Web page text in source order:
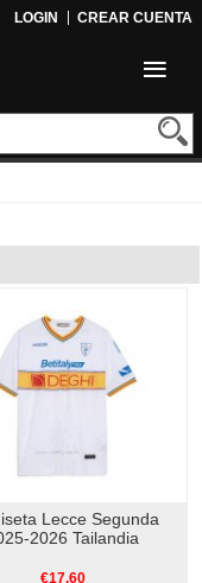
LOGIN CREAR CUENTA
Lecce Segunda
2026 Tailandia
€17.60